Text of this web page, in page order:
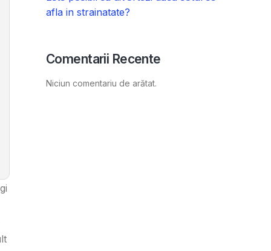
afla in strainatate?
Comentarii Recente
Niciun comentariu de arătat.